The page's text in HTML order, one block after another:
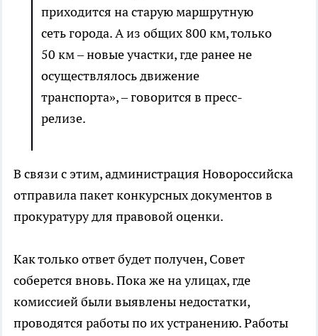
приходится на старую маршрутную
сеть города. А из общих 800 км, только
50 км – новые участки, где ранее не
осуществлялось движение
транспорта», – говорится в пресс-
релизе.
В связи с этим, администрация Новороссийска
отправила пакет конкурсных документов в
прокуратуру для правовой оценки.
Как только ответ будет получен, Совет
соберется вновь. Пока же на улицах, где
комиссией были выявлены недостатки,
проводятся работы по их устранению. Работы